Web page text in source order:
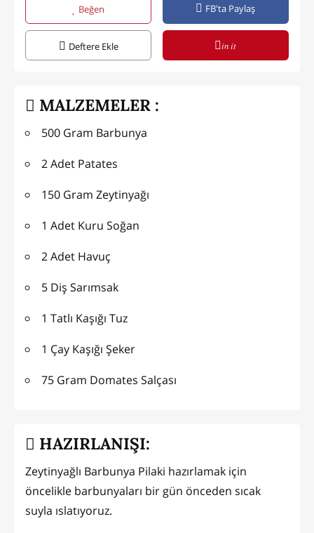
Beğen FB'ta Paylaş
Deftere Ekle in it
MALZEMELER :
500 Gram Barbunya
2 Adet Patates
150 Gram Zeytinyağı
1 Adet Kuru Soğan
2 Adet Havuç
5 Diş Sarımsak
1 Tatlı Kaşığı Tuz
1 Çay Kaşığı Şeker
75 Gram Domates Salçası
HAZIRLANIŞI:
Zeytinyağlı Barbunya Pilaki hazırlamak için
öncelikle barbunyaları bir gün önceden sıcak
suyla ıslatıyoruz.